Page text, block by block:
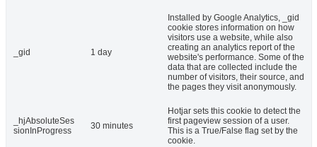
_gid 1 day
Installed by Google Analytics, _gid
cookie stores information on how
visitors use a website, while also
creating an analytics report of the
website's performance. Some of the
data that are collected include the
number of visitors, their source, and
the pages they visit anonymously.
_hjAbsoluteSes
sionInProgress
30 minutes
Hotjar sets this cookie to detect the
first pageview session of a user.
This is a True/False flag set by the
cookie.